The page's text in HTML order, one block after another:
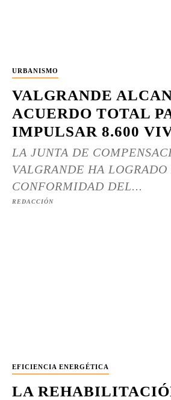
URBANISMO
VALGRANDE
ACUERDO TOTAL
IMPULSAR 8.600
LA JUNTA DE
VALGRANDE HA LOGRADO
CONFORMIDAD DEL...
REDACCIÓN
EFICIENCIA ENERGÉTICA
LA